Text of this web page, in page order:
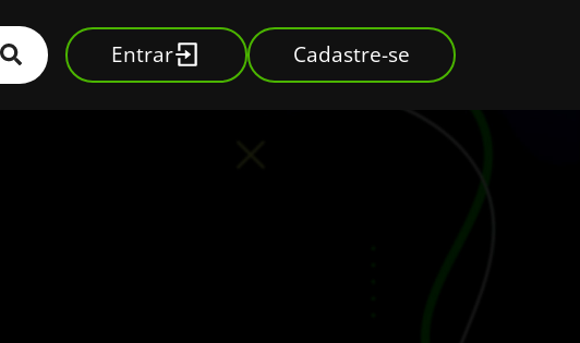
Entrar Cadastre-se